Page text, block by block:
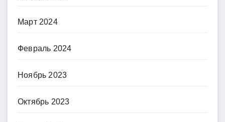
Март 2024
Февраль 2024
Ноябрь 2023
Октябрь 2023